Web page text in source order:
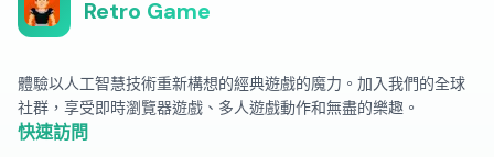
Retro Game
體驗以人工智慧技術重新構想的經典遊戲的魔力。加入我們的全球
社群，享受即時瀏覽器遊戲、多人遊戲動作和無盡的樂趣。
快速訪問